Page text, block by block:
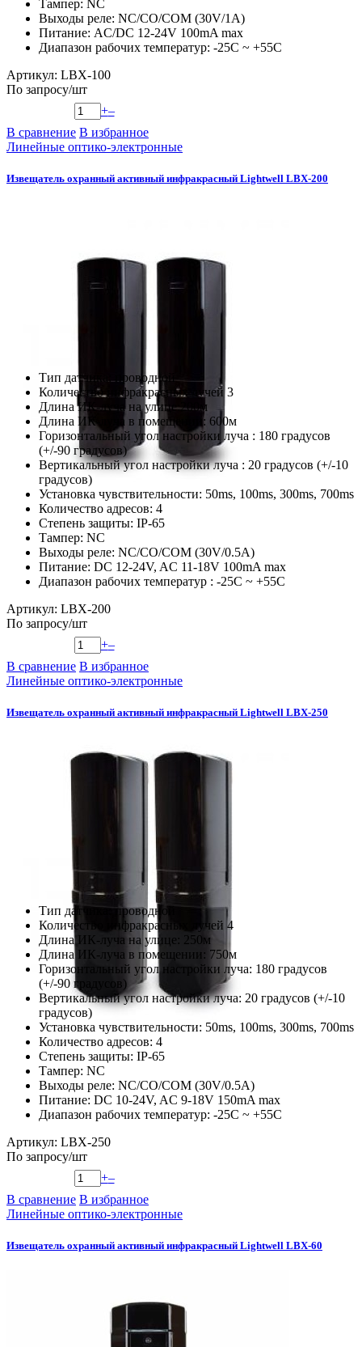
Тампер: NC
Выходы реле: NC/CO/COM (30V/1A)
Питание: AC/DC 12-24V 100mA max
Диапазон рабочих температур: -25С ~ +55С
Артикул: LBX-100
По запросу/шт
+–
В сравнение В избранное
Линейные оптико-электронные
Извещатель охранный активный инфракрасный Lightwell LBX-200
Тип датчика: проводной
Количество инфракрасных лучей 3
Длина ИК-луча на улице:200м
Длина ИК-луча в помещении: 600м
Горизонтальный угол настройки луча : 180 градусов
(+/-90 градусов)
Вертикальный угол настройки луча : 20 градусов (+/-10
градусов)
Установка чувствительности: 50ms, 100ms, 300ms, 700ms
Количество адресов: 4
Степень защиты: IP-65
Тампер: NC
Выходы реле: NC/CO/COM (30V/0.5A)
Питание: DC 12-24V, AC 11-18V 100mA max
Диапазон рабочих температур : -25С ~ +55С
Артикул: LBX-200
По запросу/шт
+–
В сравнение В избранное
Линейные оптико-электронные
Извещатель охранный активный инфракрасный Lightwell LBX-250
Тип датчика: проводной
Количество инфракрасных лучей 4
Длина ИК-луча на улице: 250м
Длина ИК-луча в помещении: 750м
Горизонтальный угол настройки луча: 180 градусов
(+/-90 градусов)
Вертикальный угол настройки луча: 20 градусов (+/-10
градусов)
Установка чувствительности: 50ms, 100ms, 300ms, 700ms
Количество адресов: 4
Степень защиты: IP-65
Тампер: NC
Выходы реле: NC/CO/COM (30V/0.5A)
Питание: DC 10-24V, AC 9-18V 150mA max
Диапазон рабочих температур: -25С ~ +55С
Артикул: LBX-250
По запросу/шт
+–
В сравнение В избранное
Линейные оптико-электронные
Извещатель охранный активный инфракрасный Lightwell LBX-60